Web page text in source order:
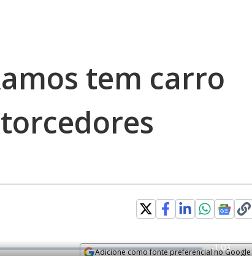
tem carro
Adicione como fonte preferencial no Google
R
-1:03